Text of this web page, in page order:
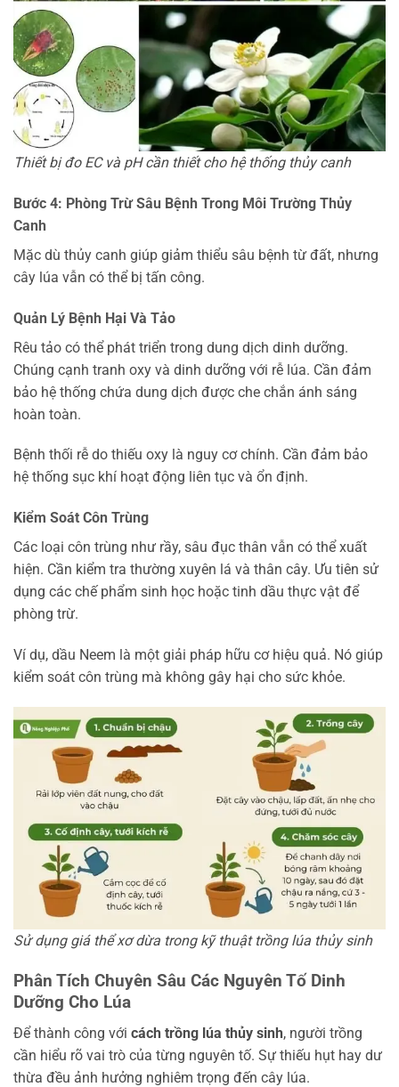
Thiết bị đo EC và pH cần thiết cho hệ thống thủy canh
Bước 4: Phòng Trừ Sâu Bệnh Trong Môi Trường Thủy
Canh
Mặc dù thủy canh giúp giảm thiểu sâu bệnh từ đất, nhưng
cây lúa vẫn có thể bị tấn công.
Quản Lý Bệnh Hại Và Tảo
Rêu tảo có thể phát triển trong dung dịch dinh dưỡng.
Chúng cạnh tranh oxy và dinh dưỡng với rễ lúa. Cần đảm
bảo hệ thống chứa dung dịch được che chắn ánh sáng
hoàn toàn.
Bệnh thối rễ do thiếu oxy là nguy cơ chính. Cần đảm bảo
hệ thống sục khí hoạt động liên tục và ổn định.
Kiểm Soát Côn Trùng
Các loại côn trùng như rầy, sâu đục thân vẫn có thể xuất
hiện. Cần kiểm tra thường xuyên lá và thân cây. Ưu tiên sử
dụng các chế phẩm sinh học hoặc tinh dầu thực vật để
phòng trừ.
Ví dụ, dầu Neem là một giải pháp hữu cơ hiệu quả. Nó giúp
kiểm soát côn trùng mà không gây hại cho sức khỏe.
Sử dụng giá thể xơ dừa trong kỹ thuật trồng lúa thủy sinh
Phân Tích Chuyên Sâu Các Nguyên Tố Dinh
Dưỡng Cho Lúa
Để thành công với cách trồng lúa thủy sinh, người trồng
cần hiểu rõ vai trò của từng nguyên tố. Sự thiếu hụt hay dư
thừa đều ảnh hưởng nghiêm trọng đến cây lúa.